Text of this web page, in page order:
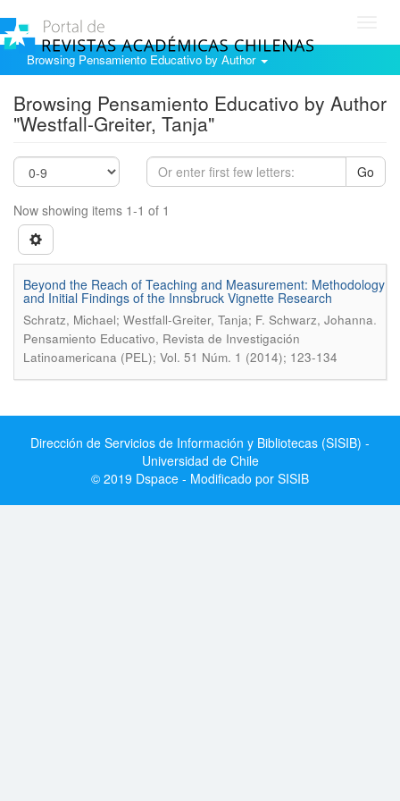
Browsing Pensamiento Educativo by Author
Browsing Pensamiento Educativo by Author
"Westfall-Greiter, Tanja"
Go
Now showing items 1-1 of 1
Beyond the Reach of Teaching and Measurement: Methodology
and Initial Findings of the Innsbruck Vignette Research
Schratz, Michael; Westfall-Greiter, Tanja; F. Schwarz, Johanna.
Pensamiento Educativo, Revista de Investigación
Latinoamericana (PEL); Vol. 51 Núm. 1 (2014); 123-134
Dirección de Servicios de Información y Bibliotecas (SISIB) -
Universidad de Chile
© 2019 Dspace - Modificado por SISIB